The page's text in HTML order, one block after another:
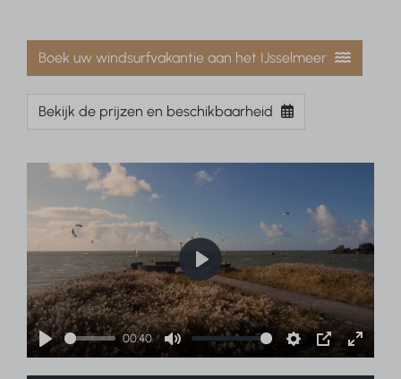
Boek uw windsurfvakantie aan het IJsselmeer
Bekijk de prijzen en beschikbaarheid
Play
00:40
Mute Settings
PIP
Enter
Play